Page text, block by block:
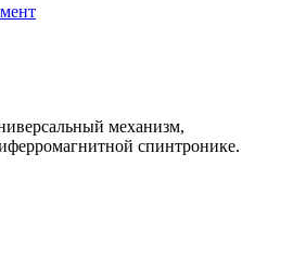
механизм,
спинтронике.